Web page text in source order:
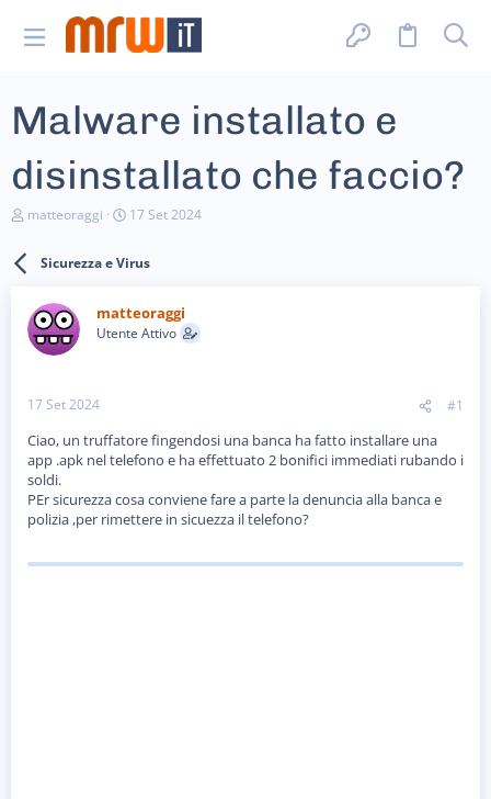
Malware installato e
disinstallato che faccio?
C
r
e
D
c
s
s
i
o
e
matteoraggi
D
a
i
n
17 Set 2024
Sicurezza e Virus
matteoraggi
Utente Attivo
17 Set 2024 #1
Ciao, un truffatore fingendosi una banca ha fatto installare una
app .apk nel telefono e ha effettuato 2 bonifici immediati rubando i
soldi.
PEr sicurezza cosa conviene fare a parte la denuncia alla banca e
polizia ,per rimettere in sicuezza il telefono?